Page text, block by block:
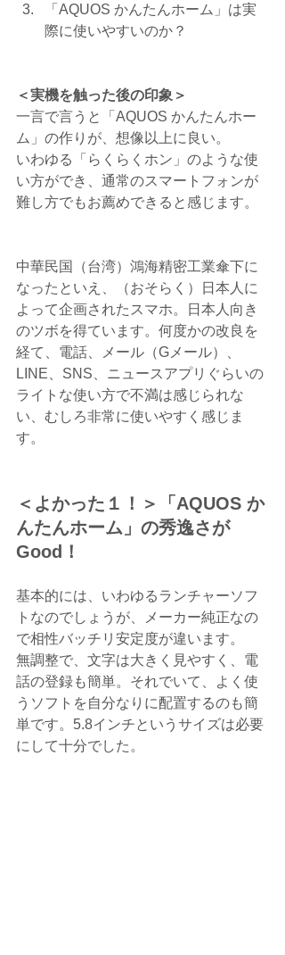
「AQUOS かんたんホーム」は実
際に使いやすいのか？
＜実機を触った後の印象＞
一言で言うと「AQUOS かんたんホー
ム」の作りが、想像以上に良い。
いわゆる「らくらくホン」のような使
い方ができ、通常のスマートフォンが
難し方でもお薦めできると感じます。
中華民国（台湾）鴻海精密工業傘下に
なったといえ、（おそらく）日本人に
よって企画されたスマホ。日本人向き
のツボを得ています。何度かの改良を
経て、電話、メール（Gメール）、
LINE、SNS、ニュースアプリぐらいの
ライトな使い方で不満は感じられな
い、むしろ非常に使いやすく感じま
す。
＜よかった１！＞「AQUOS か
んたんホーム」の秀逸さが
Good！
基本的には、いわゆるランチャーソフ
トなのでしょうが、メーカー純正なの
で相性バッチリ安定度が違います。
無調整で、文字は大きく見やすく、電
話の登録も簡単。それでいて、よく使
うソフトを自分なりに配置するのも簡
単です。5.8インチというサイズは必要
にして十分でした。